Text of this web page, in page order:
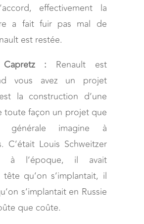
effectivement la
a fait fuir pas mal de
est restée.
Capretz : Renault est
vous avez un projet
la construction d’une
toute façon un projet que
générale imagine à
C’était Louis Schweitzer
à l’époque, il avait
qu’on s’implantait, il
s’implantait en Russie
que coûte.